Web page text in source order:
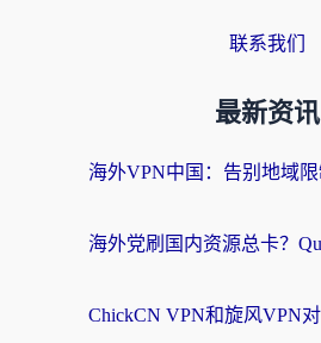
联系我们
最新资讯